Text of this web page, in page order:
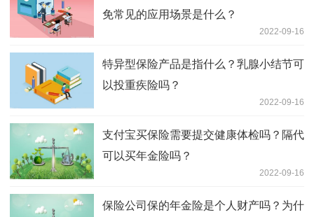
免常见的应用场景是什么？
2022-09-16
特异型保险产品是指什么？乳腺小结节可
以投重疾险吗？
2022-09-16
支付宝买保险需要提交健康体检吗？隔代
可以买年金险吗？
2022-09-16
保险公司保的年金险是个人财产吗？为什